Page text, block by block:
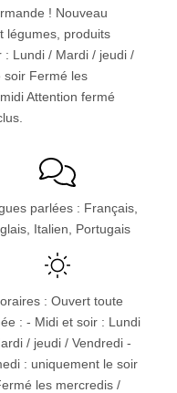
! Nouveau
légumes, produits
: Lundi / Mardi / jeudi /
soir Fermé les
Attention fermé
parlées : Français,
Italien, Portugais
: Ouvert toute
: - Midi et soir : Lundi
/ jeudi / Vendredi -
: uniquement le soir
les mercredis /